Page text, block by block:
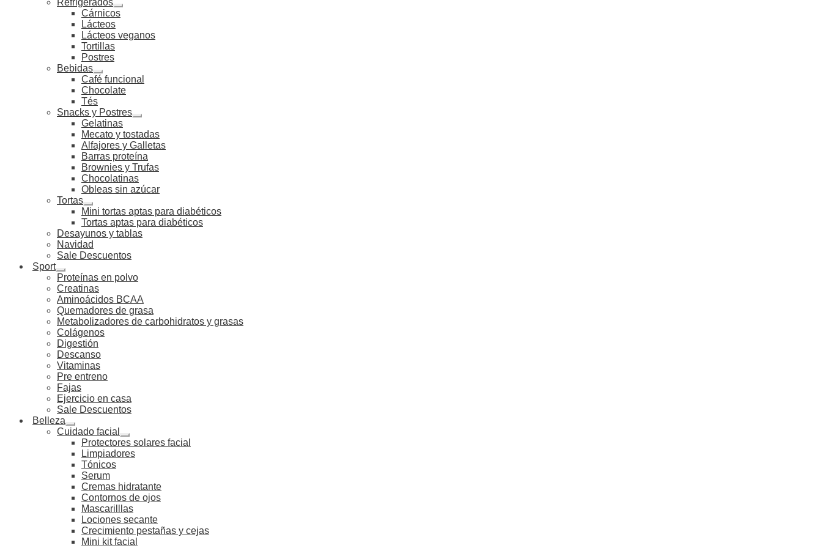
Refrigerados
Cárnicos
Lácteos
Lácteos veganos
Tortillas
Postres
Bebidas
Café funcional
Chocolate
Tés
Snacks y Postres
Gelatinas
Mecato y tostadas
Alfajores y Galletas
Barras proteína
Brownies y Trufas
Chocolatinas
Obleas sin azúcar
Tortas
Mini tortas aptas para diabéticos
Tortas aptas para diabéticos
Desayunos y tablas
Navidad
Sale Descuentos
Sport
Proteínas en polvo
Creatinas
Aminoácidos BCAA
Quemadores de grasa
Metabolizadores de carbohidratos y grasas
Colágenos
Digestión
Descanso
Vitaminas
Pre entreno
Fajas
Ejercicio en casa
Sale Descuentos
Belleza
Cuidado facial
Protectores solares facial
Limpiadores
Tónicos
Serum
Cremas hidratante
Contornos de ojos
Mascarilllas
Lociones secante
Crecimiento pestañas y cejas
Mini kit facial